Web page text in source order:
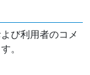
び利用者のコメ
。